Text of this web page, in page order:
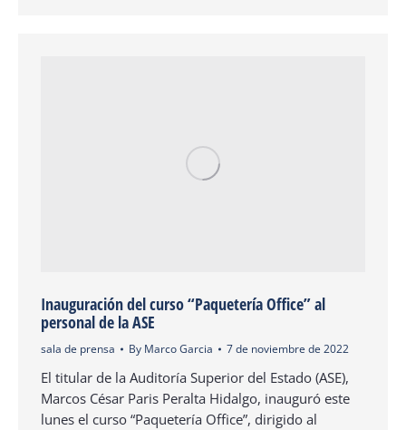
Inauguración del curso “Paquetería Office” al
personal de la ASE
sala de prensa By Marco Garcia 7 de noviembre de 2022
El titular de la Auditoría Superior del Estado (ASE),
Marcos César Paris Peralta Hidalgo, inauguró este
lunes el curso “Paquetería Office”, dirigido al